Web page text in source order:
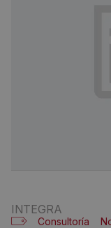
INTEGRA
Consultoría